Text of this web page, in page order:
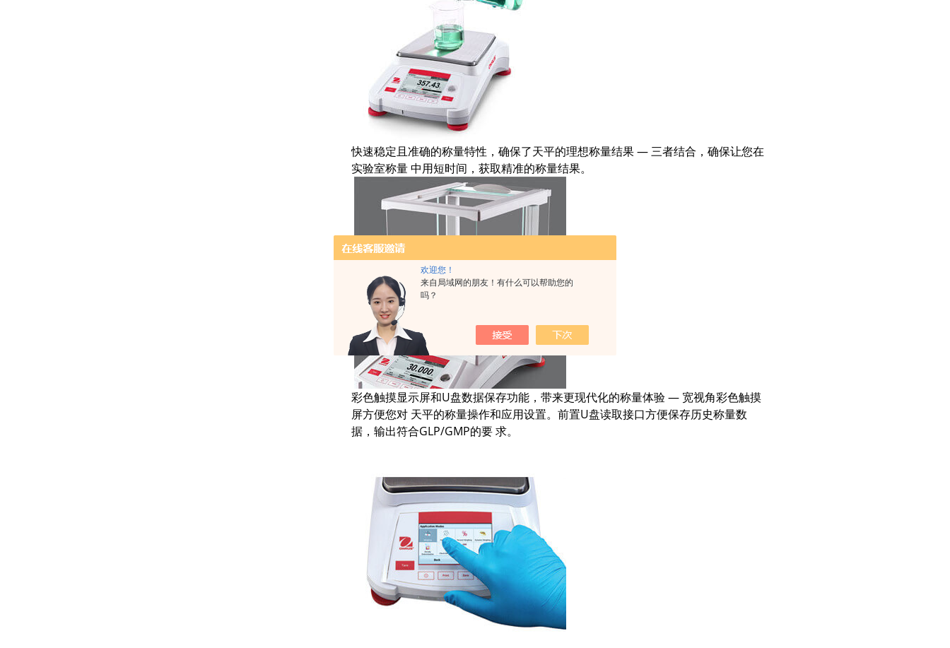
欢迎您！
来自局域网的朋友！有什么可以帮助您的
吗？
快速稳定且准确的称量特性，确保了天平的理想称量结果 — 三者结合，确保让您在
实验室称量 中用短时间，获取精准的称量结果。
彩色触摸显示屏和U盘数据保存功能，带来更现代化的称量体验 — 宽视角彩色触摸
屏方便您对 天平的称量操作和应用设置。前置U盘读取接口方便保存历史称量数
据，输出符合GLP/GMP的要 求。